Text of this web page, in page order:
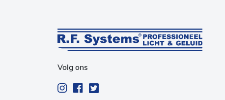
Volg ons